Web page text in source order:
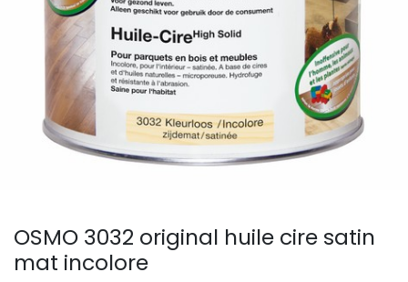
OSMO 3032 original huile cire satin
mat incolore